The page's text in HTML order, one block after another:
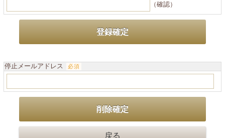
（確認）
停止メールアドレス 必須